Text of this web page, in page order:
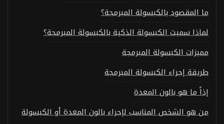
ما المقصود بالكبسولة المبرمجة؟
لماذا سميت الكبسولة الذكية بالكبسولة المبرمجة؟
مميزات الكبسولة المبرمجة
طريقة إجراء الكبسولة المبرمجة
إذاً ما هو بالون المعدة
من هو الشخص المناسب لإجراء بالون المعدة أو الكبسولة